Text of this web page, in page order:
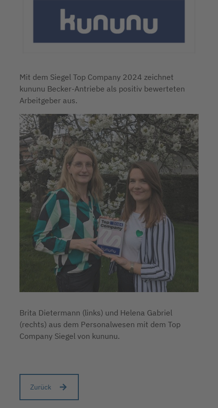
Mit dem Siegel Top Company 2024 zeichnet
kununu Becker-Antriebe als positiv bewerteten
Arbeitgeber aus.
Brita Dietermann (links) und Helena Gabriel
(rechts) aus dem Personalwesen mit dem Top
Company Siegel von kununu.
Zurück